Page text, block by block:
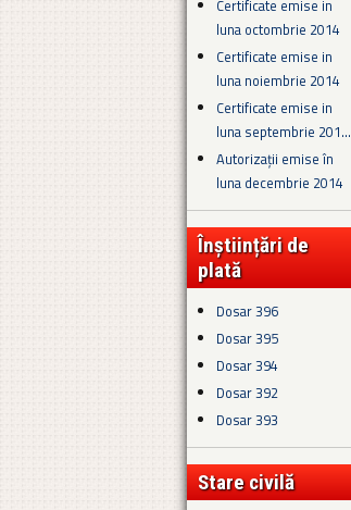
Certificate emise in
luna octombrie 2014
Certificate emise in
luna noiembrie 2014
Certificate emise in
luna septembrie 201...
Autorizații emise în
luna decembrie 2014
Înștiințări de
plată
Dosar 396
Dosar 395
Dosar 394
Dosar 392
Dosar 393
Stare civilă